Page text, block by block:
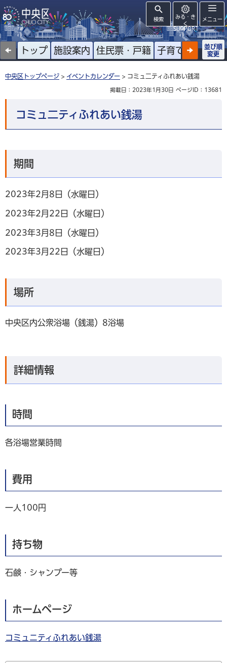
検索
みる・き
く
SUPPORT
メニュー
トップ 施設案内 住民票・戸籍 子育て 高齢者
並び順
変更
中央区トップページ > イベントカレンダー > コミュ二ティふれあい銭湯
掲載日：2023年1月30日 ページID：13681
コミュ二ティふれあい銭湯
期間
2023年2月8日（水曜日）
2023年2月22日（水曜日）
2023年3月8日（水曜日）
2023年3月22日（水曜日）
場所
中央区内公衆浴場（銭湯）8浴場
詳細情報
時間
各浴場営業時間
費用
一人100円
持ち物
石鹸・シャンプー等
ホームページ
コミュニティふれあい銭湯